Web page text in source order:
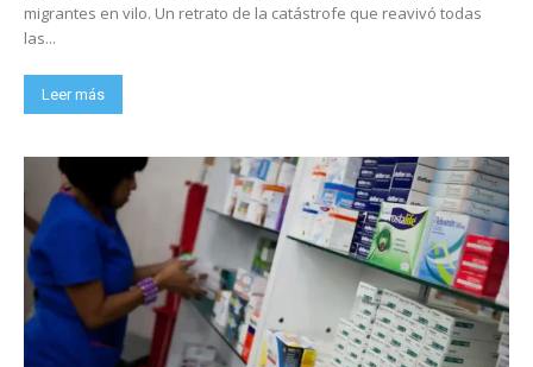
migrantes en vilo. Un retrato de la catástrofe que reavivó todas
las...
Leer más